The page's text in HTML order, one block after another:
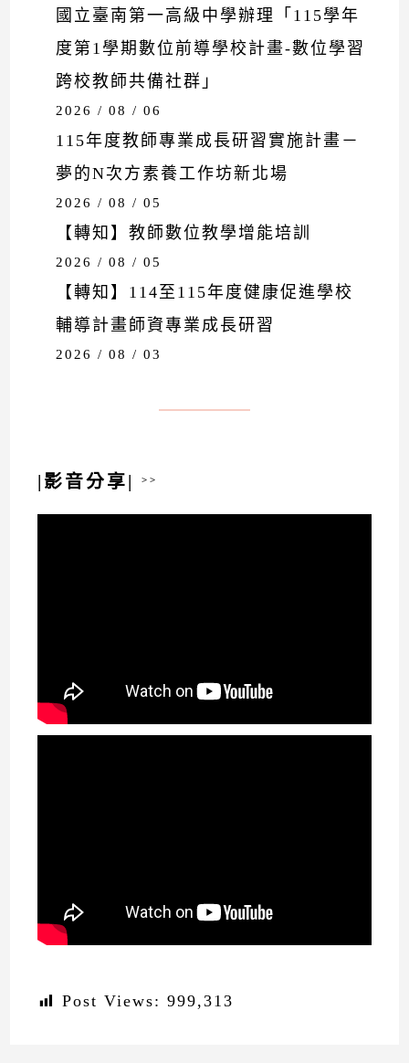
國立臺南第一高級中學辦理「115學年
度第1學期數位前導學校計畫-數位學習
跨校教師共備社群」
2026 / 08 / 06
115年度教師專業成長研習實施計畫－
夢的N次方素養工作坊新北場
2026 / 08 / 05
【轉知】教師數位教學增能培訓
2026 / 08 / 05
【轉知】114至115年度健康促進學校
輔導計畫師資專業成長研習
2026 / 08 / 03
|影音分享|>>
Post Views: 999,313